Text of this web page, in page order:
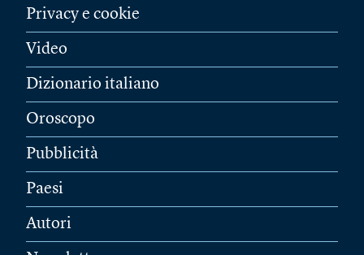
Privacy e cookie
Video
Dizionario italiano
Oroscopo
Pubblicità
Paesi
Autori